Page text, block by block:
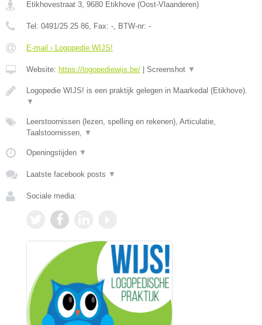
Etikhovestraat 3, 9680 Etikhove (Oost-Vlaanderen)
Tel: 0491/25 25 86, Fax: -, BTW-nr: -
E-mail › Logopedie WIJS!
Website: https://logopediewijs.be/ Screenshot ▼
Logopedie WIJS! is een praktijk gelegen in Maarkedal (Etikhove).
▼
Leerstoornissen (lezen, spelling en rekenen), Articulatie,
Taalstoornissen, ▼
Openingstijden ▼
Laatste facebook posts ▼
Sociale media: